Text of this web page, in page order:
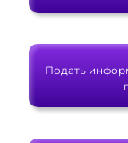
Подать